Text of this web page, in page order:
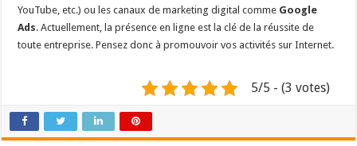
YouTube, etc.) ou les canaux de marketing digital comme Google
Ads. Actuellement, la présence en ligne est la clé de la réussite de
toute entreprise. Pensez donc à promouvoir vos activités sur Internet.
5/5 - (3 votes)